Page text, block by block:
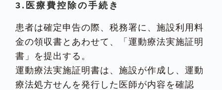
3.医療費控除の手続き
患者は確定申告の際、税務署に、施設利用料
金の領収書とあわせて、「運動療法実施証明
書」を提出する。
運動療法実施証明書は、施設が作成し、運動
療法処方せんを発行した医師が内容を確認